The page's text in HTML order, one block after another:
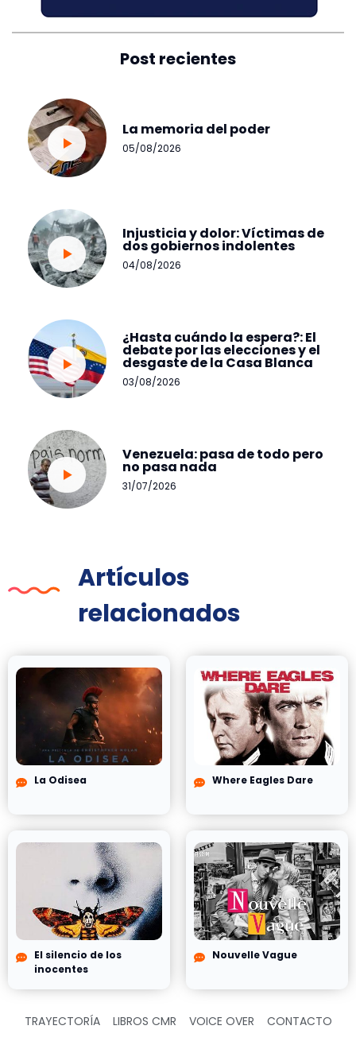
Post recientes
La memoria del poder
05/08/2026
Injusticia y dolor: Víctimas de
dos gobiernos indolentes
04/08/2026
¿Hasta cuándo la espera?: El
debate por las elecciones y el
desgaste de la Casa Blanca
03/08/2026
Venezuela: pasa de todo pero
no pasa nada
31/07/2026
Artículos
relacionados
La Odisea Where Eagles Dare
El silencio de los
inocentes
Nouvelle Vague
TRAYECTORÍA LIBROS CMR VOICE OVER CONTACTO